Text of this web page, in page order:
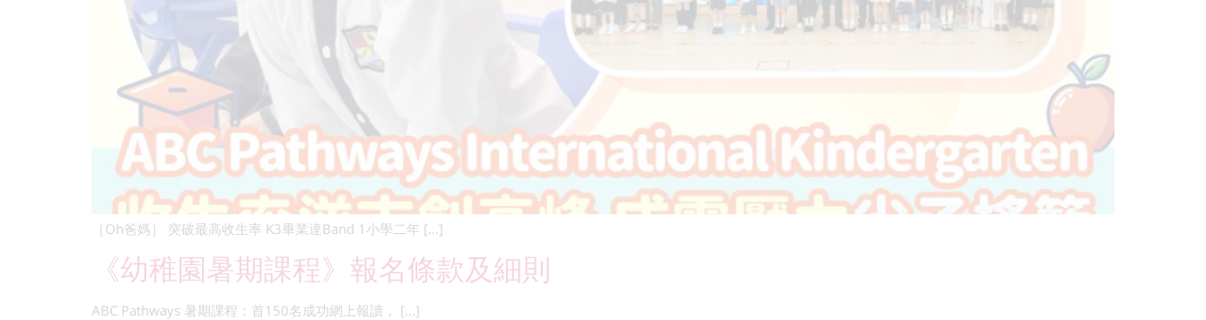
［Oh爸媽］ 突破最高收生率 K3畢業達Band 1小學二年 […]
《幼稚園暑期課程》報名條款及細則
ABC Pathways 暑期課程：首150名成功網上報讀， […]